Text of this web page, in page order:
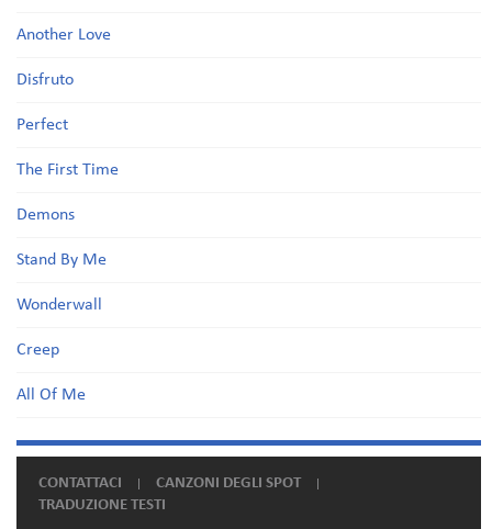
Another Love
Disfruto
Perfect
The First Time
Demons
Stand By Me
Wonderwall
Creep
All Of Me
CONTATTACI
CANZONI DEGLI SPOT
TRADUZIONE TESTI